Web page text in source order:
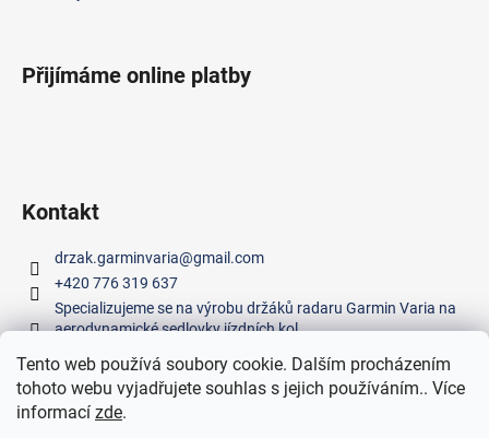
Tento web používá soubory cookie. Dalším procházením
tohoto webu vyjadřujete souhlas s jejich používáním.. Více
informací zde.
Přijímáme online platby
Kontakt
drzak.garminvaria@gmail.com
+420 776 319 637
Specializujeme se na výrobu držáků radaru Garmin Varia na
aerodynamické sedlovky jízdních kol.
Facebook